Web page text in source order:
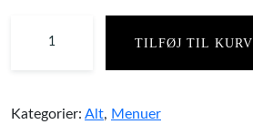
TILFØJ TIL KURV
Kategorier: Alt, Menuer